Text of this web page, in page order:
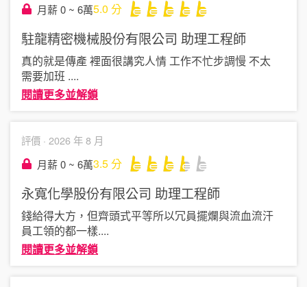
月薪 0 ~ 6萬5.0 分
駐龍精密機械股份有限公司 助理工程師
真的就是傳產 裡面很講究人情 工作不忙步調慢 不太
需要加班 ....
閱讀更多並解鎖
評價 · 2026 年 8 月
月薪 0 ~ 6萬3.5分
永寬化學股份有限公司 助理工程師
錢給得大方，但齊頭式平等所以冗員擺爛與流血流汗
員工領的都一樣....
閱讀更多並解鎖